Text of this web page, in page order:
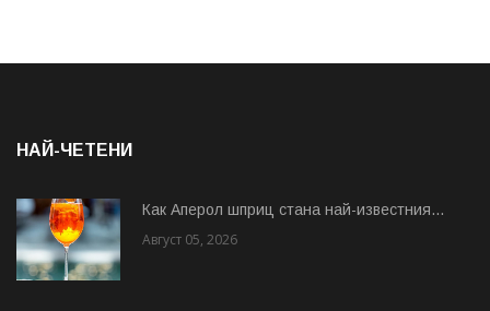
НАЙ-ЧЕТЕНИ
Как Аперол шприц стана най-известния...
Август 05, 2026